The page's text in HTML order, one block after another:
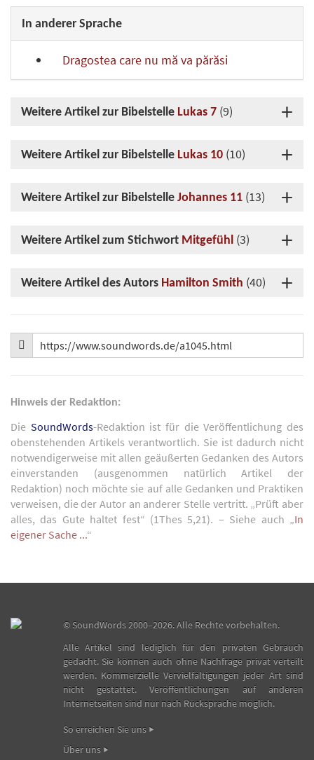
In anderer Sprache
Dragostea care nu mă va părăsi
Weitere Artikel zur Bibelstelle Lukas 7 (9)
Weitere Artikel zur Bibelstelle Lukas 10 (10)
Weitere Artikel zur Bibelstelle Johannes 11 (13)
Weitere Artikel zum Stichwort Mitgefühl (3)
Weitere Artikel des Autors Hamilton Smith (40)
Hinweis der Redaktion:
Die SoundWords-Redaktion ist für die Veröffentlichung des
obenstehenden Artikels verantwortlich. Sie ist dadurch nicht
notwendigerweise mit allen geäußerten Gedanken des Autors
einverstanden (ausgenommen natürlich Artikel der
Redaktion) noch möchte sie auf alle Gedanken und Praktiken
verweisen, die der Autor an anderer Stelle vertritt. „Prüft aber
alles, das Gute haltet fest“ (1Thes 5,21). – Siehe auch „In
eigener Sache ...“
©SoundWords2000–2026. Alle Rechte vorbehalten.
Alle Artikel sind lediglich für den privaten Gebrauch
gedacht. Sie können auch ohne Nachfrage privat verteilt
werden. Kommerzielle Vervielfältigungen jeder Art sind
nicht gestattet. Veröffentlichungen auf anderen
Internetseiten sind nur nach Rücksprache möglich.
So erreichen Sie uns
Über uns